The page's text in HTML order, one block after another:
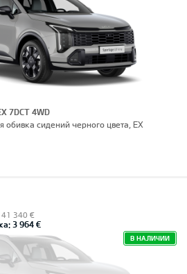
7DCT 4WD
обивка сидений черного цвета, EX
41 340 €
3 964 €
В НАЛИЧИИ